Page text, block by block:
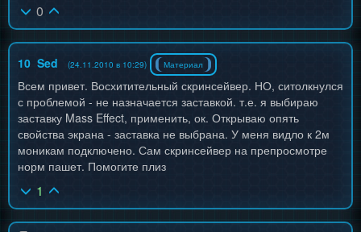
0
10 Sed (24.11.2010 в 10:29) Материал
Всем привет. Восхитительный скринсейвер. НО, ситолкнулся
с проблемой - не назначается заставкой. т.е. я выбираю
заставку Mass Effect, применить, ок. Открываю опять
свойства экрана - заставка не выбрана. У меня видло к 2м
моникам подключено. Сам скринсейвер на препросмотре
норм пашет. Помогите плиз
1